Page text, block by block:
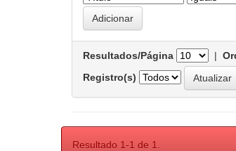
Resultados/Página |
Registro(s)
Resultado 1-1 de 1.